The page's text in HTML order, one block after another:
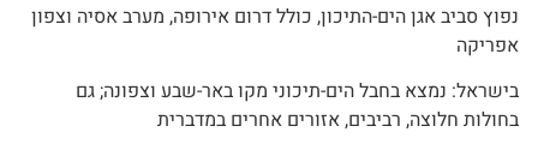
נפוץ סביב אגן הים-התיכון, כולל דרום אירופה, מערב אסיה וצפון
אפריקה
בישראל: נמצא בחבל הים-תיכוני מקו באר-שבע וצפונה; גם
בחולות חלוצה, רביבים, אזורים אחרים במדברית